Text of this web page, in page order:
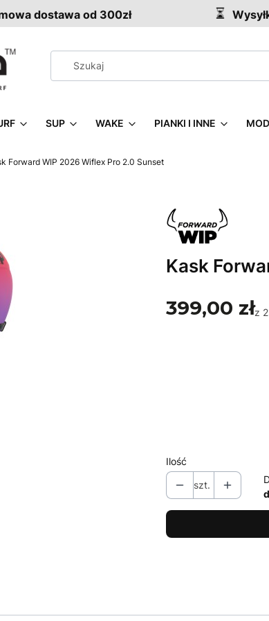
dostawa od 300zł
SUP WAKE PIANKI I INNE
Forward WIP 2026 Wiflex Pro 2.0 Sunset
Kask
399,00 złz
Ilość
szt.